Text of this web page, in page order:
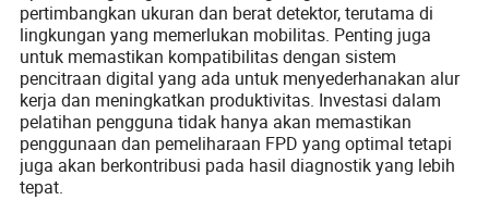
pertimbangkan ukuran dan berat detektor, terutama di
lingkungan yang memerlukan mobilitas. Penting juga
untuk memastikan kompatibilitas dengan sistem
pencitraan digital yang ada untuk menyederhanakan alur
kerja dan meningkatkan produktivitas. Investasi dalam
pelatihan pengguna tidak hanya akan memastikan
penggunaan dan pemeliharaan FPD yang optimal tetapi
juga akan berkontribusi pada hasil diagnostik yang lebih
tepat.